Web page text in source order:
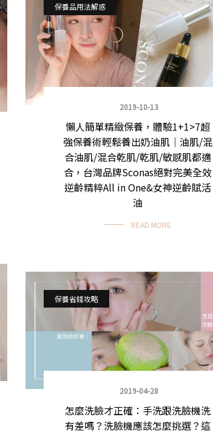
保養品用法解惑
2019-10-13
懶人簡單精緻保養，體驗1+1>7超
強保養術輕鬆養出奶油肌｜油肌/混
合油肌/混合乾肌/乾肌/敏感肌都適
合，台灣品牌Sconas絕對完美全效
逆齡精粹All in One&女神逆齡賦活
油
READ MORE
保養省錢攻略
2019-04-28
怎麼洗臉才正確：手洗跟洗臉機洗
有差嗎？洗臉機應該怎麼挑選？這